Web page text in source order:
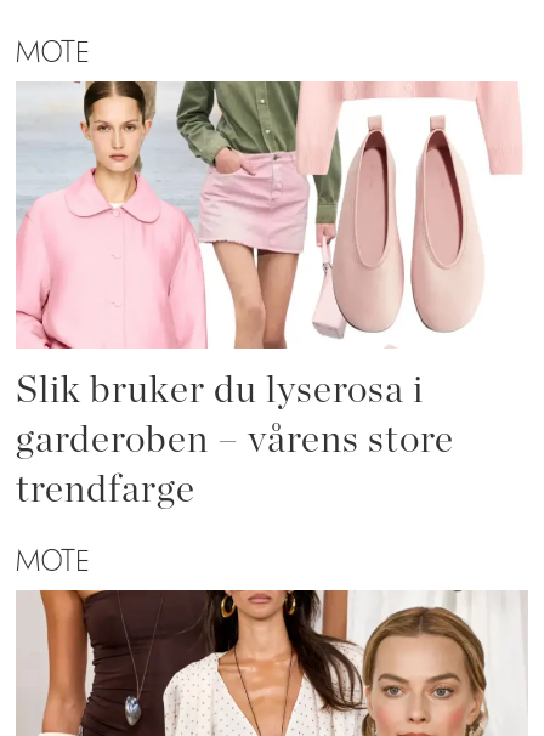
MOTE
Slik bruker du lyserosa i
garderoben – vårens store
trendfarge
MOTE